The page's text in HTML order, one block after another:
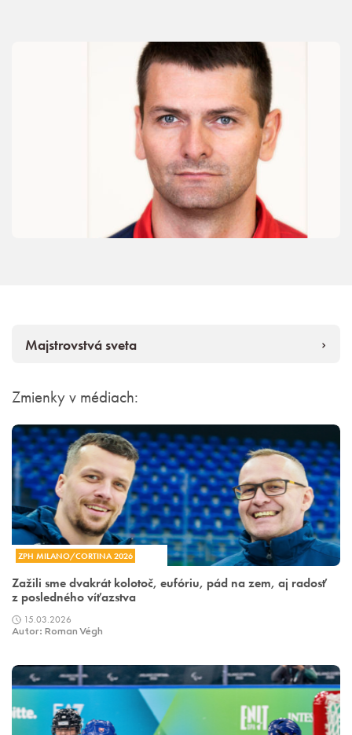
Majstrovstvá sveta
Zmienky v médiach:
ZPH MILANO/CORTINA 2026
Zažili sme dvakrát kolotoč, eufóriu, pád na zem, aj radosť
z posledného víťazstva
15.03.2026
Autor: Roman Végh